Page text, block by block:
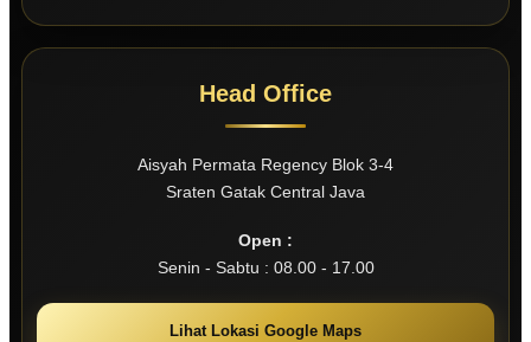
Head Office
Aisyah Permata Regency Blok 3-4
Sraten Gatak Central Java
Open :
Senin - Sabtu : 08.00 - 17.00
Lihat Lokasi Google Maps